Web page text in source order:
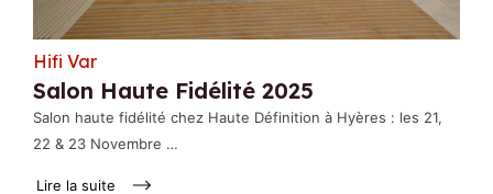
Hifi Var
Salon Haute Fidélité 2025
Salon haute fidélité chez Haute Définition à Hyères : les 21,
22 & 23 Novembre …
Lire la suite »